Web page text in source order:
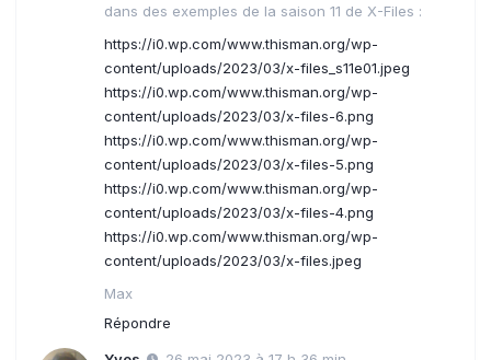
dans des exemples de la saison 11 de X-Files :
https://i0.wp.com/www.thisman.org/wp-
content/uploads/2023/03/x-files_s11e01.jpeg
https://i0.wp.com/www.thisman.org/wp-
content/uploads/2023/03/x-files-6.png
https://i0.wp.com/www.thisman.org/wp-
content/uploads/2023/03/x-files-5.png
https://i0.wp.com/www.thisman.org/wp-
content/uploads/2023/03/x-files-4.png
https://i0.wp.com/www.thisman.org/wp-
content/uploads/2023/03/x-files.jpeg
Max
Répondre